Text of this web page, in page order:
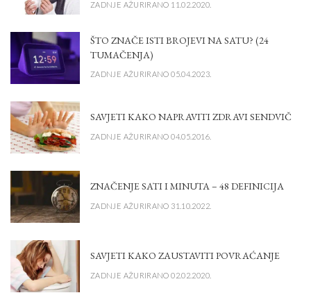
ZADNJE AŽURIRANO 11.02.2020.
ŠTO ZNAČE ISTI BROJEVI NA SATU? (24
TUMAČENJA)
ZADNJE AŽURIRANO 05.04.2023.
SAVJETI KAKO NAPRAVITI ZDRAVI SENDVIČ
ZADNJE AŽURIRANO 04.05.2016.
ZNAČENJE SATI I MINUTA – 48 DEFINICIJA
ZADNJE AŽURIRANO 31.10.2022.
SAVJETI KAKO ZAUSTAVITI POVRAĆANJE
ZADNJE AŽURIRANO 02.02.2020.